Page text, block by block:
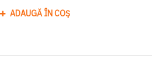
ADAUGĂ ÎN COȘ